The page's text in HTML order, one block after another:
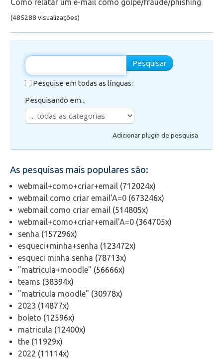
Secretaria de Administração Escolar - SAE
Biblioteca
Wifi
Laboratórios
EAD
Telefonia
Office 365
Intercâmbio
Fluig
Feedz
(485288 visualizaçôes)
Pesquisar
Pesquise em todas as línguas:
Pesquisando em...
Adicionar plugin de pesquisa
As pesquisas mais populares são:
webmail+como+criar+email (712024x)
webmail como criar email'A=0 (673246x)
webmail como criar email (514805x)
webmail+como+criar+email'A=0 (364705x)
senha (157296x)
esqueci+minha+senha (123472x)
esqueci minha senha (78713x)
"matricula+moodle" (56666x)
teams (38394x)
"matricula moodle" (30978x)
2023 (14877x)
boleto (12596x)
matricula (12400x)
the (11929x)
2022 (11114x)